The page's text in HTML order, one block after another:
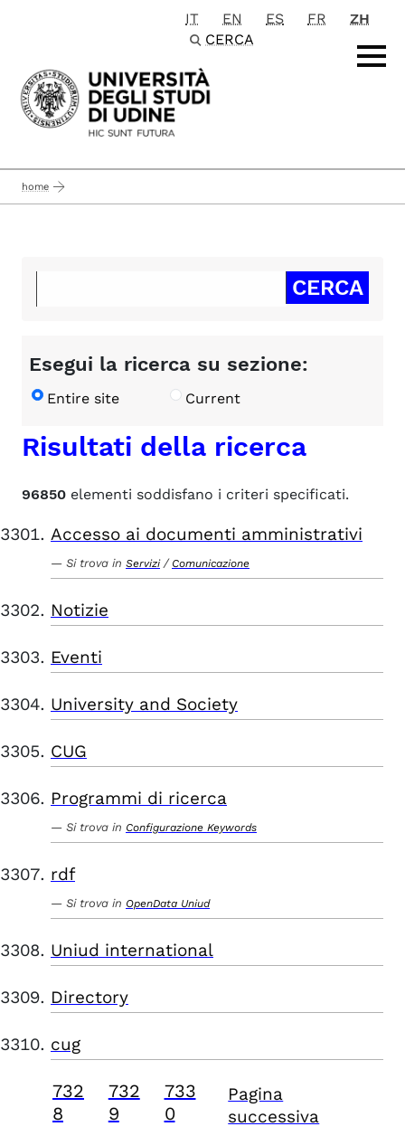
Passa al contenuto principale
IT EN ES FR
ZH
CERCA
home
Esegui la ricerca su sezione:
Entire site Current
Risultati della ricerca
96850 elementi soddisfano i criteri specificati.
Accesso ai documenti amministrativi
Si trova in Servizi / Comunicazione
Notizie
Eventi
University and Society
CUG
Programmi di ricerca
Si trova in Configurazione Keywords
rdf
Si trova in OpenData Uniud
Uniud international
Directory
cug
732
8
732
9
733
0
Pagina
successiva